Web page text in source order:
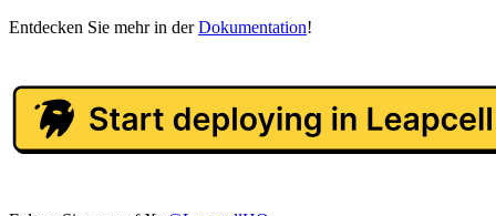
Entdecken Sie mehr in derDokumentation!